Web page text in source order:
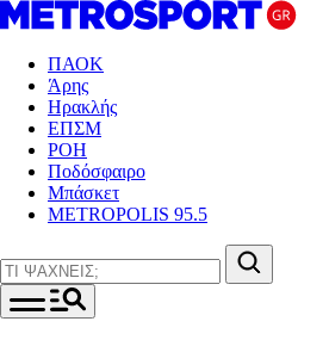
ΠΑΟΚ
Άρης
Ηρακλής
ΕΠΣΜ
ΡΟΗ
Ποδόσφαιρο
Μπάσκετ
METROPOLIS 95.5